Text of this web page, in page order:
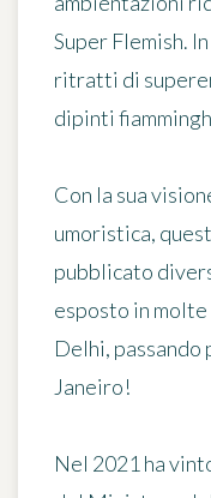
Super Flemish.
ritratti di
dipinti
Con la sua
umoristica,
pubblicato
esposto in
Delhi, passando
Janeiro!
Nel 2021 ha